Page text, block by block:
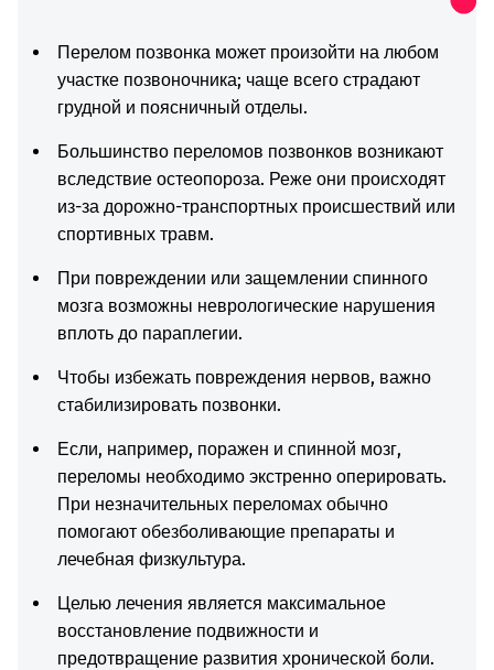
Перелом позвонка может произойти на любом
участке позвоночника; чаще всего страдают
грудной и поясничный отделы.
Большинство переломов позвонков возникают
вследствие остеопороза. Реже они происходят
из-за дорожно-транспортных происшествий или
спортивных травм.
При повреждении или защемлении спинного
мозга возможны неврологические нарушения
вплоть до параплегии.
Чтобы избежать повреждения нервов, важно
стабилизировать позвонки.
Если, например, поражен и спинной мозг,
переломы необходимо экстренно оперировать.
При незначительных переломах обычно
помогают обезболивающие препараты и
лечебная физкультура.
Целью лечения является максимальное
восстановление подвижности и
предотвращение развития хронической боли.